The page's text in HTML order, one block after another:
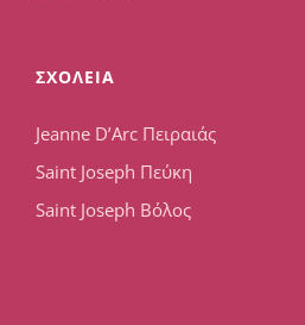
ΣΧΟΛΕΙΑ
Jeanne D’Arc Πειραιάς
Saint Joseph Πεύκη
Saint Joseph Βόλος